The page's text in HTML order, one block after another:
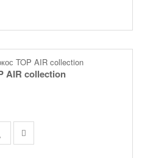
AIR collection